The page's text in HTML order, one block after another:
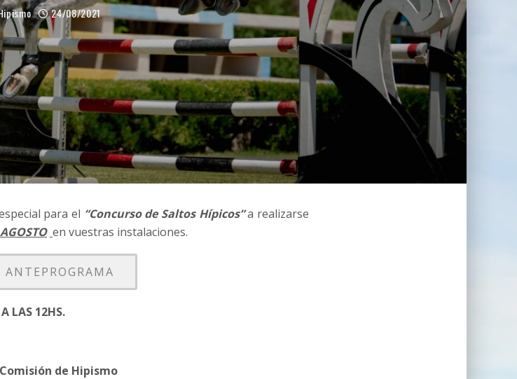
24/08/2021
para el “Concurso de Saltos Hípicos”a realizarse
en vuestras instalaciones.
ANTEPROGRAMA
LAS 12HS.
de Hipismo